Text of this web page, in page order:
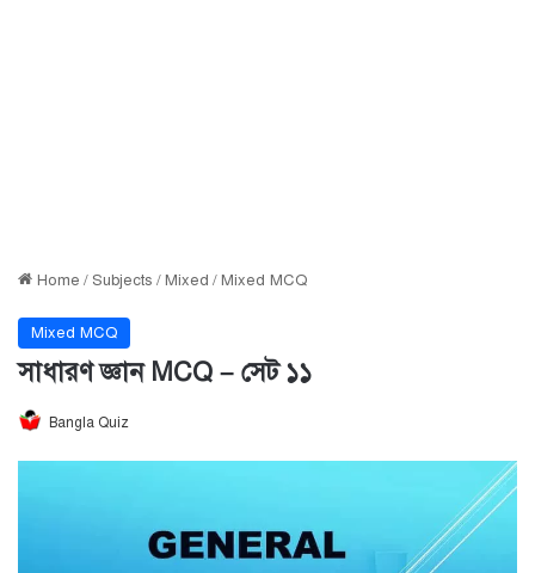
Home / Subjects /Mixed /Mixed MCQ
Mixed MCQ
সাধারণ জ্ঞান MCQ – সেট ১১
Bangla Quiz